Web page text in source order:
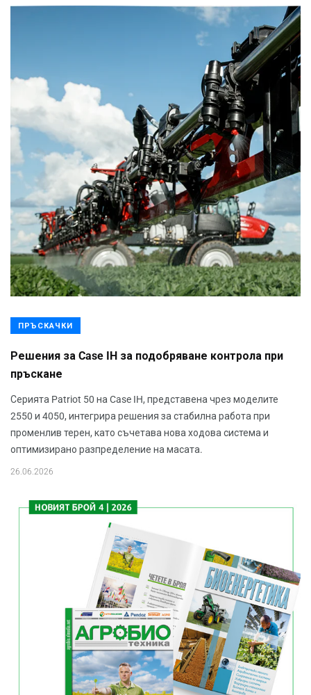
ПРЪСКАЧКИ
Решения за Case IH за подобряване контрола при
пръскане
Серията Patriot 50 на Case IH, представена чрез моделите
2550 и 4050, интегрира решения за стабилна работа при
променлив терен, като съчетава нова ходова система и
оптимизирано разпределение на масата.
26.06.2026